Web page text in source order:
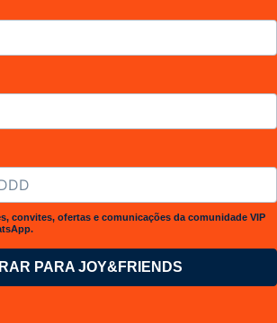
convites, ofertas e comunicações da comunidade VIP
PARA JOY&FRIENDS